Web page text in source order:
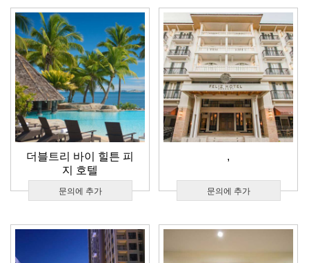
더블트리 바이 힐튼 피
지 호텔
문의에 추가
,
문의에 추가